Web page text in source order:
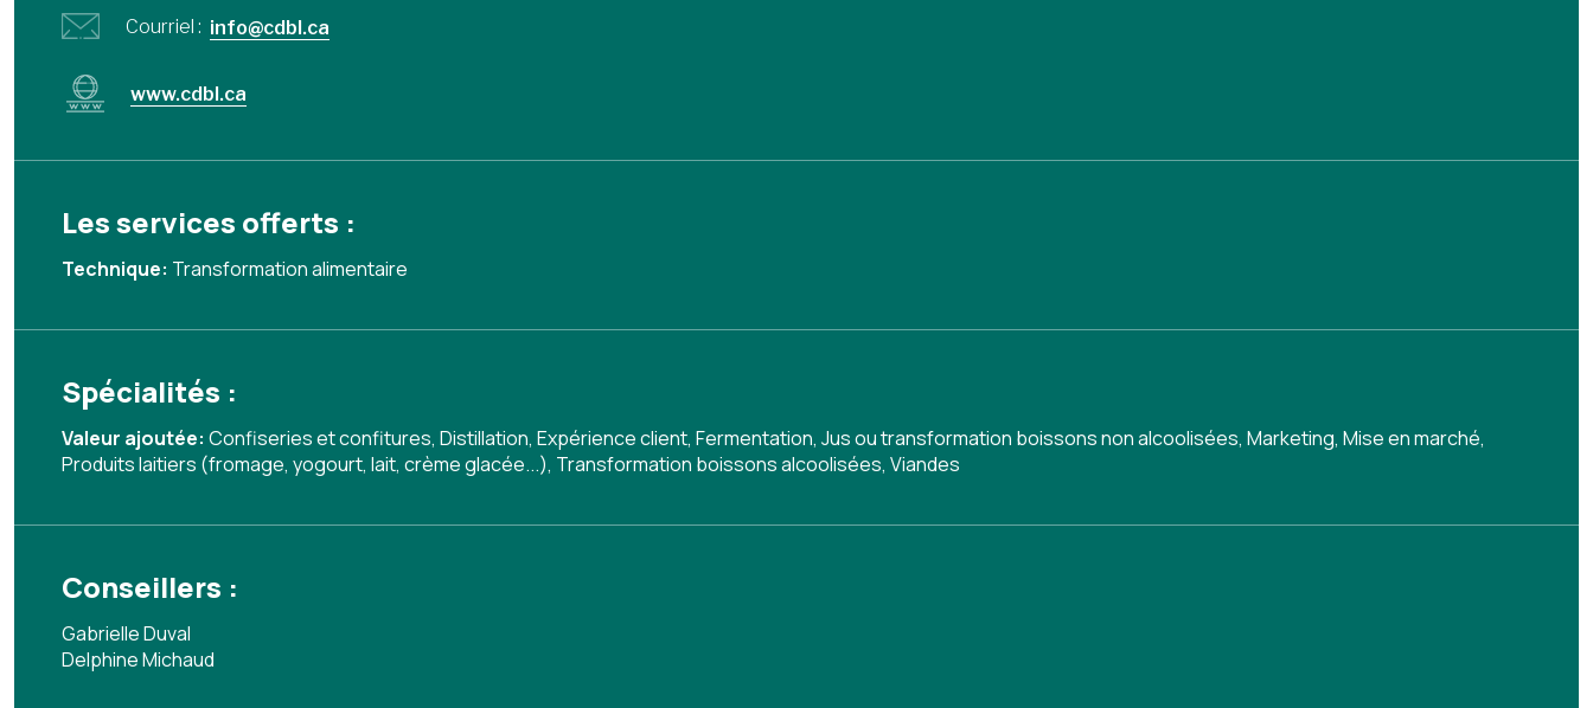
Courriel : info@cdbl.ca
www.cdbl.ca
Les services offerts :
Technique: Transformation alimentaire
Spécialités :
Valeur ajoutée: Confiseries et confitures, Distillation, Expérience client, Fermentation, Jus ou transformation boissons non alcoolisées, Marketing, Mise en marché,
Produits laitiers (fromage, yogourt, lait, crème glacée...), Transformation boissons alcoolisées, Viandes
Conseillers :
Gabrielle Duval
Delphine Michaud